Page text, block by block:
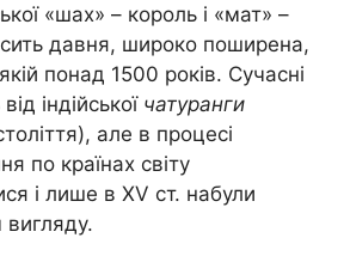
«шах» – король і «мат» –
давня, широко поширена,
понад 1500 років. Сучасні
індійської чатуранги
але в процесі
по країнах світу
і лише в XV ст. набули